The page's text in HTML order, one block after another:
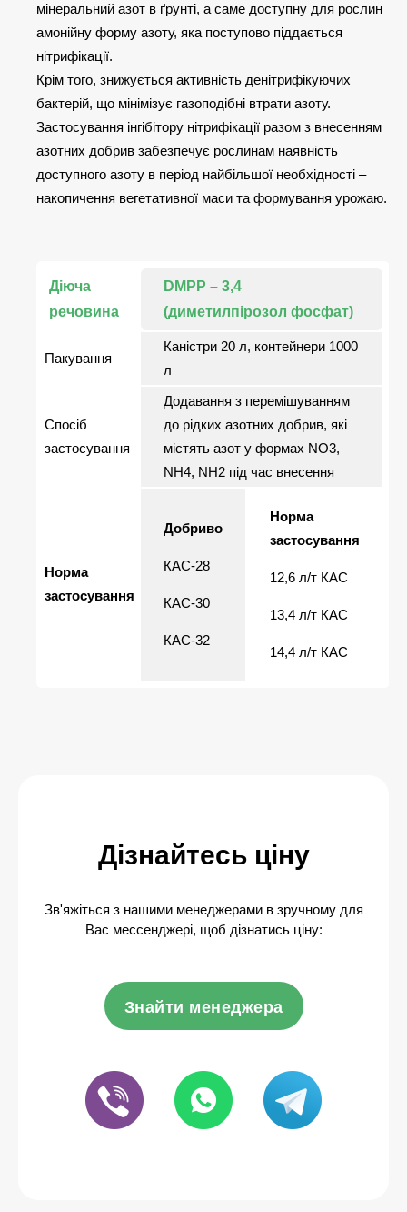
мінеральний азот в ґрунті, а саме доступну для рослин
амонійну форму азоту, яка поступово піддається
нітрифікації.
Крім того, знижується активність денітрифікуючих
бактерій, що мінімізує газоподібні втрати азоту.
Застосування інгібітору нітрифікації разом з внесенням
азотних добрив забезпечує рослинам наявність
доступного азоту в період найбільшої необхідності –
накопичення вегетативної маси та формування урожаю.
Діюча
речовина
DMPP – 3,4
(диметилпірозол фосфат)
Пакування
Каністри 20 л, контейнери 1000
л
Спосіб
застосування
Додавання з перемішуванням
до рідких азотних добрив, які
містять азот у формах NO3,
NH4, NH2 під час внесення
Норма
застосування
Добриво
КАС-28
КАС-30
КАС-32
Норма
застосування
12,6 л/т КАС
13,4 л/т КАС
14,4 л/т КАС
Дізнайтесь ціну
Зв'яжіться з нашими менеджерами в зручному для
Вас мессенджері, щоб дізнатись ціну:
Знайти менеджера